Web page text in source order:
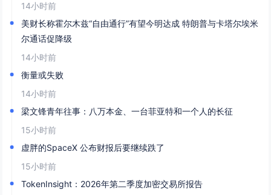
14小时前
美财长称霍尔木兹“自由通行”有望今明达成 特朗普与卡塔尔埃米
尔通话促降级
14小时前
衡量或失败
14小时前
梁文锋青年往事：八万本金、一台菲亚特和一个人的长征
15小时前
虚胖的SpaceX 公布财报后要继续跌了
15小时前
TokenInsight：2026年第二季度加密交易所报告